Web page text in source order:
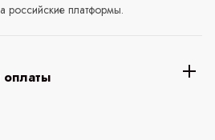
российские платформы.
оплаты